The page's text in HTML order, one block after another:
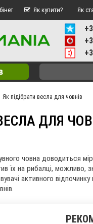
Як купити? Як
Як підібрати весла для човнів
ДЛЯ
човна доводиться
їх на рибалці, можливо,
активного